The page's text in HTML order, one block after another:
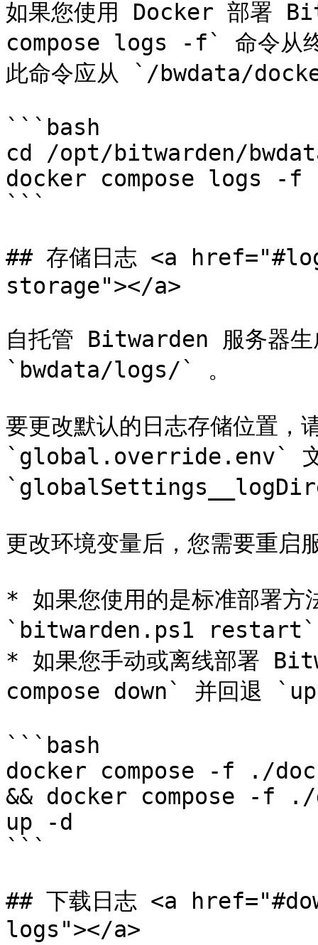
如果您使用 Docker 部署
compose logs -f` 命令从终
此命令应从 `/bwdata/
```bash
cd /opt/bitwarden/
docker compose logs -f
```
## 存储日志 <a
storage"></a>
自托管 Bitwarden 服务器生
`bwdata/logs/` 。
要更改默认的日志存储位置，
`global.override.env` 文
更改环境变量后，您需要重启
* 如果您使用的是标准部署
`bitwarden.ps1 restart`
* 如果您手动或离线部署
compose down` 并回退
```bash
docker compose -f ./
&& docker compose -f ./
up -d
```
## 下载日志 <a
logs"></a>